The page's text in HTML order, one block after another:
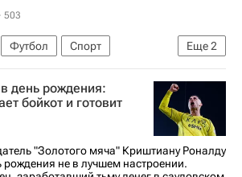
503
Еще2
Футбол
Спорт
(Эр-Рияд)
день рождения:
бойкот и готовит
"Золотого мяча" Криштиану Роналду
рождения не в лучшем настроении.